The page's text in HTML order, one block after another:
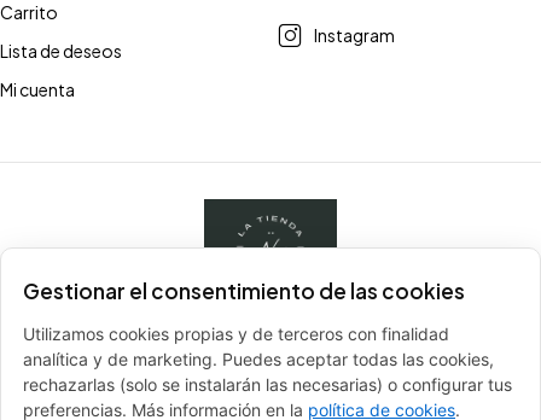
Carrito
Lista de deseos
Mi cuenta
Instagram
Para cualquier duda
contactarnos por WhatsApp
Gestionar el consentimiento de las cookies
Utilizamos cookies propias y de terceros con finalidad
analítica y de marketing. Puedes aceptar todas las cookies,
rechazarlas (solo se instalarán las necesarias) o configurar tus
preferencias. Más información en la política de cookies.